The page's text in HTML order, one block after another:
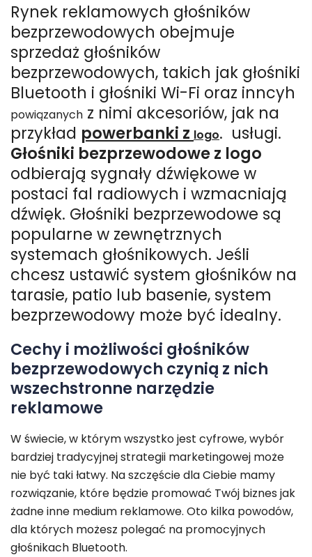
Rynek reklamowych głośników
bezprzewodowych obejmuje
sprzedaż głośników
bezprzewodowych, takich jak głośniki
Bluetooth i głośniki Wi-Fi oraz inncyh
powiązanych z nimi akcesoriów, jak na
przykład powerbanki z logo. usługi.
Głośniki bezprzewodowe z logo
odbierają sygnały dźwiękowe w
postaci fal radiowych i wzmacniają
dźwięk. Głośniki bezprzewodowe są
popularne w zewnętrznych
systemach głośnikowych. Jeśli
chcesz ustawić system głośników na
tarasie, patio lub basenie, system
bezprzewodowy może być idealny.
Cechy i możliwości głośników
bezprzewodowych czynią z nich
wszechstronne narzędzie
reklamowe
W świecie, w którym wszystko jest cyfrowe, wybór
bardziej tradycyjnej strategii marketingowej może
nie być taki łatwy. Na szczęście dla Ciebie mamy
rozwiązanie, które będzie promować Twój biznes jak
żadne inne medium reklamowe. Oto kilka powodów,
dla których możesz polegać na promocyjnych
głośnikach Bluetooth.